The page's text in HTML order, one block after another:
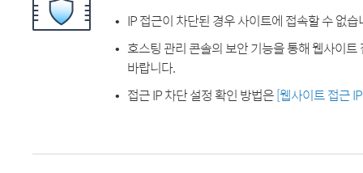
IP 접근이 차단된 경우 사이트에 접속할 수 없습
호스팅 관리 콘솔의 보안 기능을 통해 웹사이
바랍니다.
접근 IP 차단 설정 확인 방법은[웹사이트 접근